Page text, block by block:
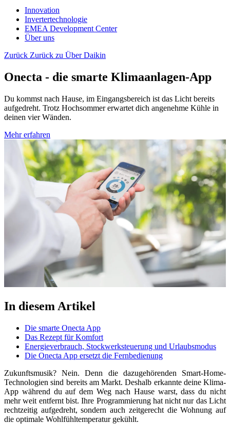
Innovation
Invertertechnologie
EMEA Development Center
Über uns
Zurück Zurück zu Über Daikin
Onecta - die smarte Klimaanlagen-App
Du kommst nach Hause, im Eingangsbereich ist das Licht bereits
aufgedreht. Trotz Hochsommer erwartet dich angenehme Kühle in
deinen vier Wänden.
Mehr erfahren
In diesem Artikel
Die smarte Onecta App
Das Rezept für Komfort
Energieverbrauch, Stockwerksteuerung und Urlaubsmodus
Die Onecta App ersetzt die Fernbedienung
Zukunftsmusik? Nein. Denn die dazugehörenden Smart-Home-
Technologien sind bereits am Markt. Deshalb erkannte deine Klima-
App während du auf dem Weg nach Hause warst, dass du nicht
mehr weit entfernt bist. Ihre Programmierung hat nicht nur das Licht
rechtzeitig aufgedreht, sondern auch zeitgerecht die Wohnung auf
die optimale Wohlfühltemperatur gekühlt.